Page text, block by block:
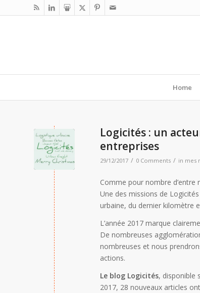
Home
Logicités : un
entreprises
29/12/2017 / 0 Comments / in mes
Comme pour nombre d’entre
Une des missions de
urbaine, du dernier kilomètre
L’année 2017 marque
De nombreuses
nombreuses et nous
actions.
Le blog Logicités, disponible
2017, 28 nouveaux articles